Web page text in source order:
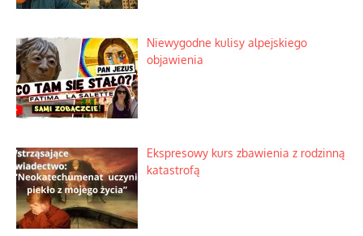
Niewygodne kulisy alpejskiego
objawienia
Ekspresowy kurs zbawienia z rodzinną
katastrofą